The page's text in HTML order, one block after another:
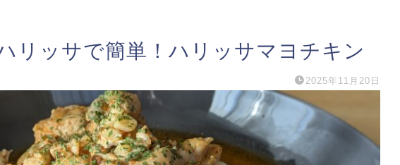
リッサで簡単！ハリッサマヨチキン
2025年11月20日